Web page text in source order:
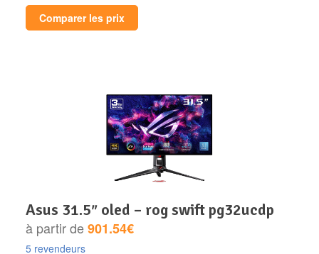
Comparer les prix
asus 31.5″ oled – rog swift pg32ucdp
à partir de901.54€
5 revendeurs